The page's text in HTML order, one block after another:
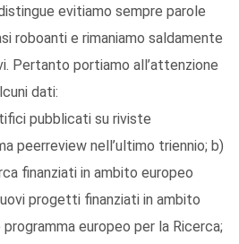
evitiamo sempre parole
roboanti e rimaniamo saldamente
Pertanto portiamo all’attenzione
dati:
pubblicati su riviste
peerreview nell’ultimo triennio; b)
finanziati in ambito europeo
progetti finanziati in ambito
europeo per la Ricerca;